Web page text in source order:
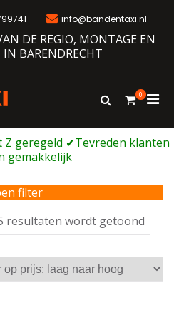
info@bandentaxi.nl
DE REGIO, MONTAGE EN
IN BARENDRECHT
Bandengarage met eigen webshop
Toon
0
voor
filter
resultaten wordt getoond
op
prijs:
laag